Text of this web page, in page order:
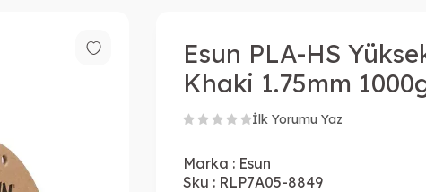
Esun PLA-HS
Khaki 1.75mm
İlk Yorumu Yaz
Marka : Esun
Sku : RLP7A05-8849